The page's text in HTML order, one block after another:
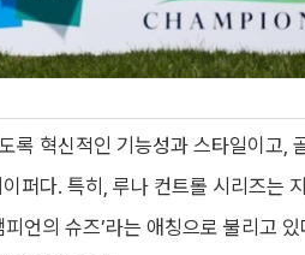
록 혁신적인 기능성과 스타일이고,
퍼다. 특히, 루나 컨트롤 시리즈는
언의 슈즈’라는 애칭으로 불리고